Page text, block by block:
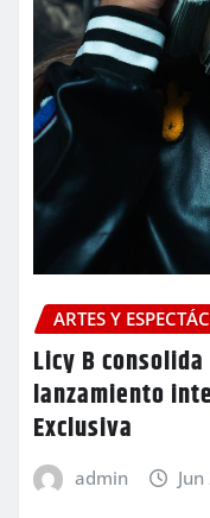
ARTES Y
Licy B
lanzamiento
Exclusiva
admin